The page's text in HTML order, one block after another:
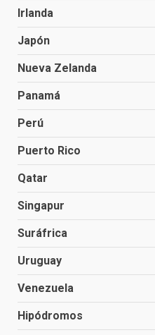
Irlanda
Japón
Nueva Zelanda
Panamá
Perú
Puerto Rico
Qatar
Singapur
Suráfrica
Uruguay
Venezuela
Hipódromos